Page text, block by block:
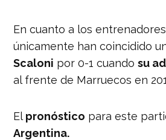
En cuanto a los
únicamente han coincidido
Scaloni por 0-1 cuandosu
al frente de Marruecos en
El pronóstico para este
Argentina.